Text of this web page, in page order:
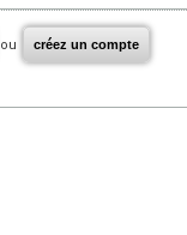
ou créez un compte